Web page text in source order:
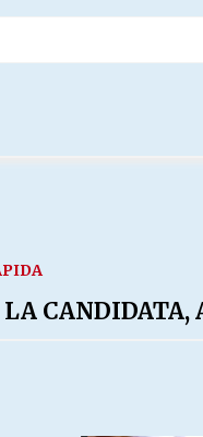
CANDIDATA,